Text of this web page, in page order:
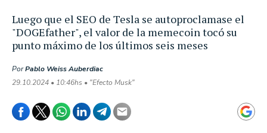
Luego que el SEO de Tesla se autoproclamase el
"DOGEfather", el valor de la memecoin tocó su
punto máximo de los últimos seis meses
PorPablo Weiss Auberdiac
29.10.2024 • 10:46hs • "Efecto Musk"